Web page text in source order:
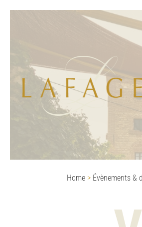
Home > Évènements &